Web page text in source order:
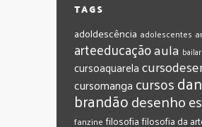
TAGS
adoldescência adolescentes
arteeducaçãoaula
cursoaquarela
cursomanga cursos
brandãodesenho
fanzine filosofia filosofia da